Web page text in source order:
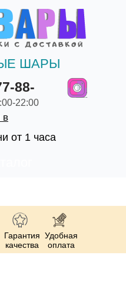
88-
ШАРЫ
от 1 часа
22:00
в
Гарантия
качества
Удобная
оплата